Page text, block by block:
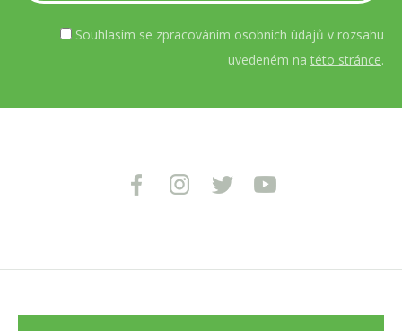
Souhlasím se zpracováním osobních údajů v rozsahu
uvedeném na této stránce.